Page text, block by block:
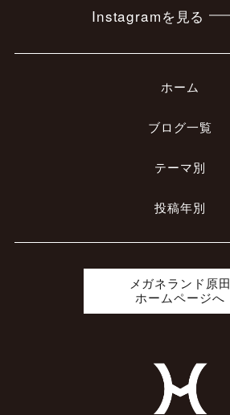
Instagramを見る
ホーム
ブログ一覧
テーマ別
投稿年別
メガネランド原田
ホームページへ